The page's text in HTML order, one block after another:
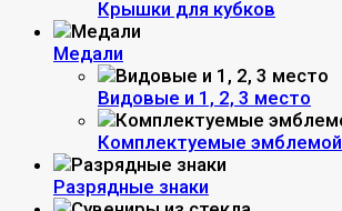
Крышки для кубков
Медали
Видовые и 1, 2, 3 место
Комплектуемые эмблемой
Разрядные знаки